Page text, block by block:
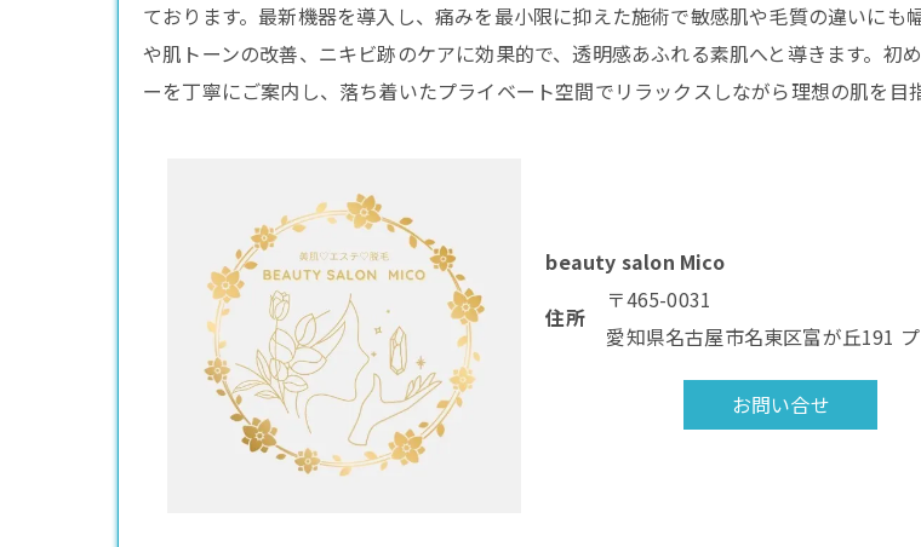
ております。最新機器を導入し、痛みを最小限に抑えた施術で敏感肌や毛質の違いにも
や肌トーンの改善、ニキビ跡のケアに効果的で、透明感あふれる素肌へと導きます。
ーを丁寧にご案内し、落ち着いたプライベート空間でリラックスしながら理想の肌を目
beauty salon Mico
住所
〒465-0031
愛知県名古屋市名東区富が丘191
お問い合せ